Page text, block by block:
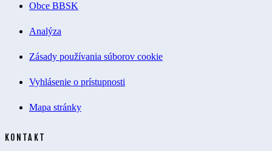
Obce BBSK
Analýza
Zásady používania súborov cookie
Vyhlásenie o prístupnosti
Mapa stránky
KONTAKT